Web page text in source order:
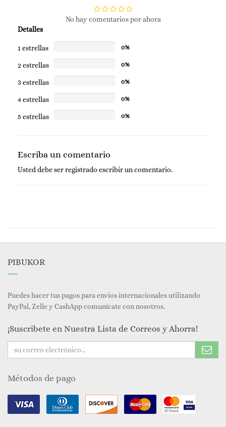
No hay comentarios por ahora
Detalles
1 estrellas 0%
2 estrellas 0%
3 estrellas 0%
4 estrellas 0%
5 estrellas 0%
Escriba un comentario
Usted debe serregistrado escribir un comentario.
PIBUKOR
Puedes hacer tus pagos para envios internacionales utilizando
PayPal, Zelle y CashApp comunícate con nosotros.
¡Suscribete en Nuestra Lista de Correos y Ahorra!
Métodos de pago